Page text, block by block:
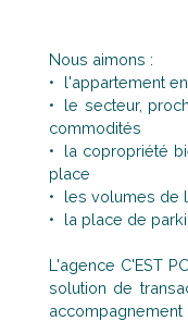
Nous aimons :
l'appartement
le secteur,
commodités
la copropriété
place
les volumes de
la place de
L'agence C'EST
solution de